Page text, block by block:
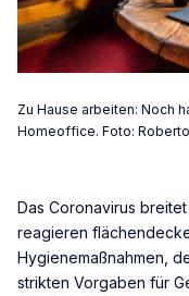
Zu Hause arbeiten: Noch
Homeoffice. Foto:
Das Coronavirus
reagieren
Hygienemaßnahmen,
strikten Vorgaben für